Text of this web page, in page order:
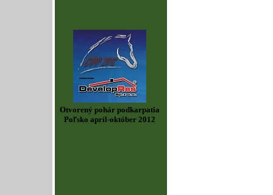
Otvorený pohár podkarpatia
Poľsko apríl-október 2012